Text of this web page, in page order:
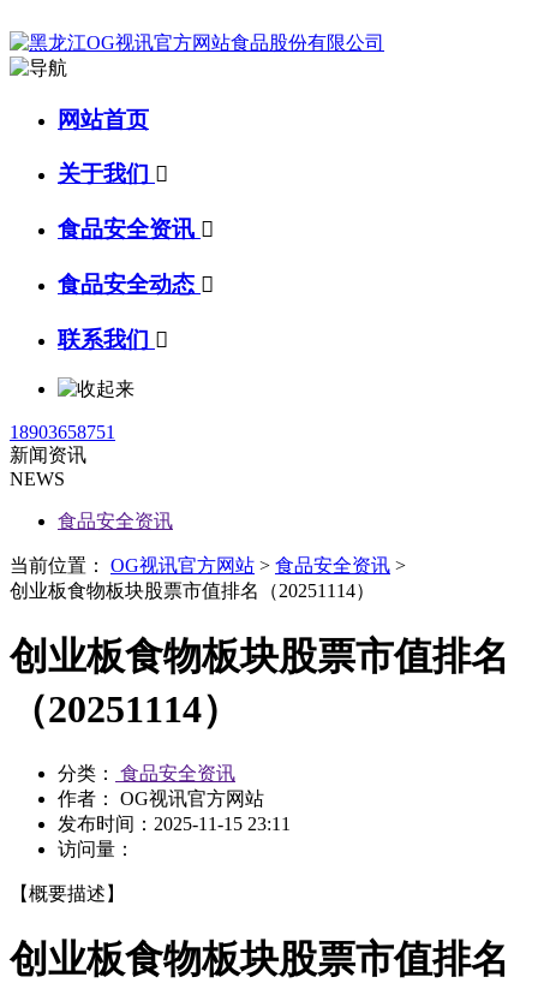
网站首页
关于我们 
食品安全资讯 
食品安全动态 
联系我们 
18903658751
新闻资讯
NEWS
食品安全资讯
当前位置： OG视讯官方网站 > 食品安全资讯 >
创业板食物板块股票市值排名（20251114）
创业板食物板块股票市值排名
（20251114）
分类：
食品安全资讯
作者： OG视讯官方网站
发布时间： 2025-11-15 23:11
访问量：
【概要描述】
创业板食物板块股票市值排名